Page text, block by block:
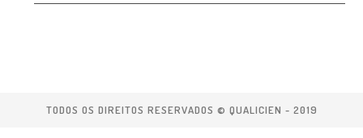
TODOS OS DIREITOS RESERVADOS © QUALICIEN - 2019